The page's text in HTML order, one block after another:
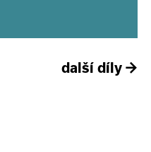
další díly →